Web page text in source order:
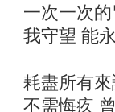
一次一次
我守望 能
耗盡所有
不需悔疚